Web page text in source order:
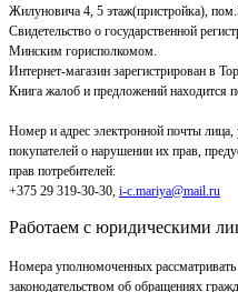
Жилуновича 4, 5 этаж(пристройка),
Свидетельство о государственной
Минским горисполкомом.
Интернет-магазин зарегистрирован в
Книга жалоб и предложений находится
Номер и адрес электронной почты
покупателей о нарушении их прав,
прав потребителей:
+375 29 319-30-30, i-c.mariya@mail.ru
Работаем с юридическими
Номера уполномоченных рассматривать
законодательством об обращениях